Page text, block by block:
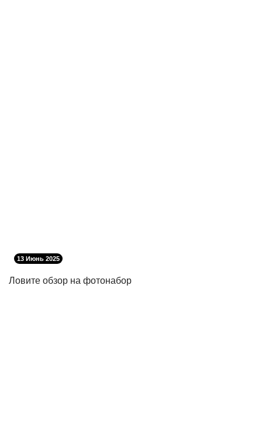
13 Июнь 2025
Ловите обзор на фотонабор